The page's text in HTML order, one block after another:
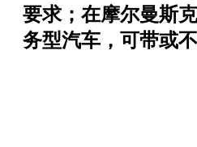
要求；在摩尔曼斯
务型汽车，可带或